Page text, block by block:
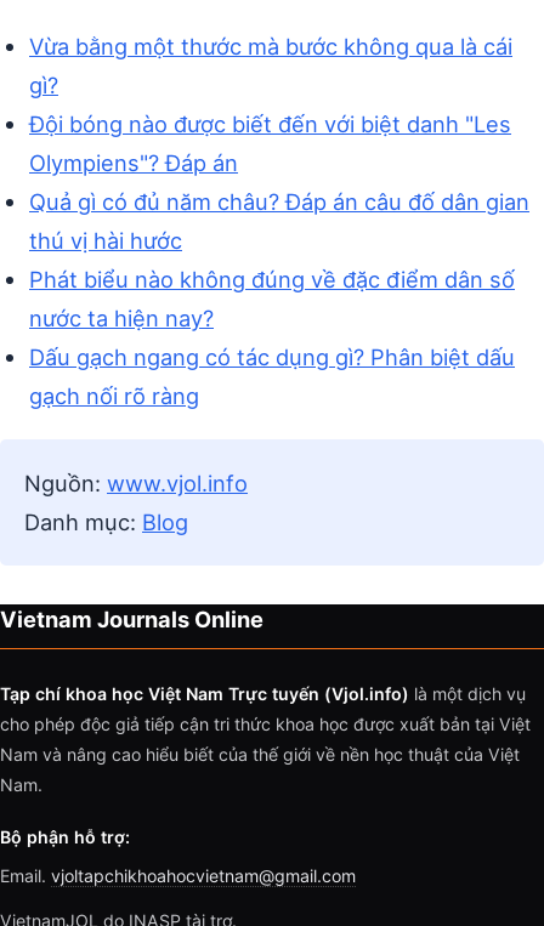
Vừa bằng một thước mà bước không qua là cái
gì?
Đội bóng nào được biết đến với biệt danh "Les
Olympiens"? Đáp án
Quả gì có đủ năm châu? Đáp án câu đố dân gian
thú vị hài hước
Phát biểu nào không đúng về đặc điểm dân số
nước ta hiện nay?
Dấu gạch ngang có tác dụng gì? Phân biệt dấu
gạch nối rõ ràng
Nguồn: www.vjol.info
Danh mục: Blog
Vietnam Journals Online
Tạp chí khoa học Việt Nam Trực tuyến (Vjol.info) là một dịch vụ
cho phép độc giả tiếp cận tri thức khoa học được xuất bản tại Việt
Nam và nâng cao hiểu biết của thế giới về nền học thuật của Việt
Nam.
Bộ phận hỗ trợ:
Email. vjoltapchikhoahocvietnam@gmail.com
VietnamJOL do INASP tài trợ.